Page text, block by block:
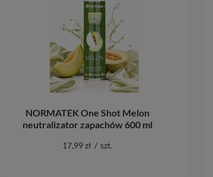
NORMATEK One Shot Melon
neutralizator zapachów 600 ml
17,99 zł / szt.